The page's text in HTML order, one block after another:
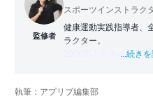
監修者
スポーツインストラク
健康運動実践指導者、
ラクター。
2006年よりスポーツ
...続き
執筆：アプリブ編集部